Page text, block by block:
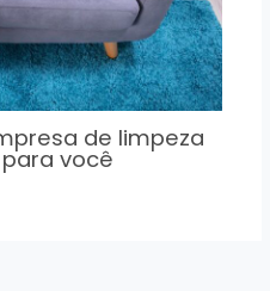
de limpeza
você